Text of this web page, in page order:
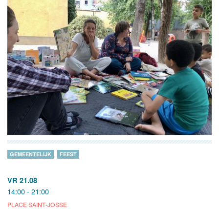
VR 21.08
14:00 - 21:00
PLACE SAINT-JOSSE
GEMEENTELIJK FEEST